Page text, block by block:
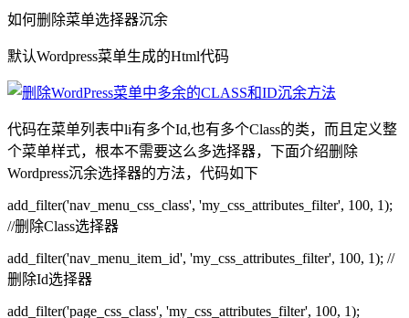
如何删除菜单选择器沉余
默认Wordpress菜单生成的Html代码
代码在菜单列表中li有多个Id,也有多个Class的类，而且定义整
个菜单样式，根本不需要这么多选择器，下面介绍删除
Wordpress沉余选择器的方法，代码如下
add_filter('nav_menu_css_class', 'my_css_attributes_filter', 100, 1);
//删除Class选择器
add_filter('nav_menu_item_id', 'my_css_attributes_filter', 100, 1); //
删除Id选择器
add_filter('page_css_class', 'my_css_attributes_filter', 100, 1);